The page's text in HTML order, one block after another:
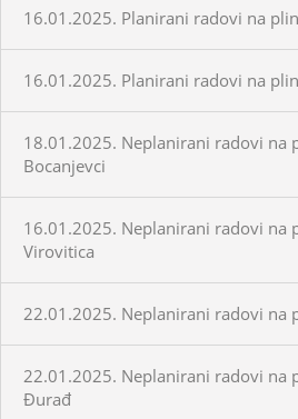
16.01.2025. Planirani radovi na
16.01.2025. Planirani radovi na
18.01.2025. Neplanirani radovi na
Bocanjevci
16.01.2025. Neplanirani radovi na
Virovitica
22.01.2025. Neplanirani radovi na
22.01.2025. Neplanirani radovi na
Đurađ